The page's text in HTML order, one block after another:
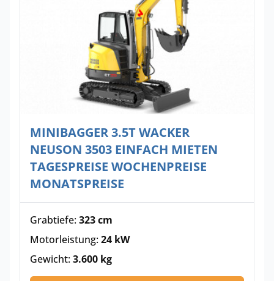
MINIBAGGER 3.5T WACKER
NEUSON 3503 EINFACH MIETEN
TAGESPREISE WOCHENPREISE
MONATSPREISE
Grabtiefe:323 cm
Motorleistung:24 kW
Gewicht:3.600 kg